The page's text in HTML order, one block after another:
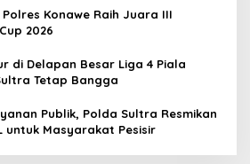
Polres Konawe Raih Juara III
2026
di Delapan Besar Liga 4 Piala
Tetap Bangga
Publik, Polda Sultra Resmikan
untuk Masyarakat Pesisir